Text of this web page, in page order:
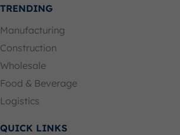
TRENDING
Manufacturing
Construction
Wholesale
Food & Beverage
Logistics
QUICK LINKS